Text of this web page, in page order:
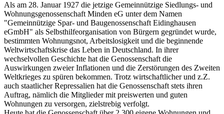
Als am 28. Januar 1927 die jetzige Gemeinnützige Siedlungs- und
Wohnungsgenossenschaft Minden eG unter dem Namen
"Gemeinnützige Spar- und Baugenossenschaft Eidinghausen
eGmbH" als Selbsthilfeorganisation von Bürgern gegründet wurde,
bestimmten Wohnungsnot, Arbeitslosigkeit und die beginnende
Weltwirtschaftskrise das Leben in Deutschland. In ihrer
wechselvollen Geschichte hat die Genossenschaft die
Auswirkungen zweier Inflationen und die Zerstörungen des Zweiten
Weltkrieges zu spüren bekommen. Trotz wirtschaftlicher und z.Z.
auch staatlicher Repressalien hat die Genossenschaft stets ihren
Auftrag, nämlich die Mitglieder mit preiswerten und guten
Wohnungen zu versorgen, zielstrebig verfolgt.